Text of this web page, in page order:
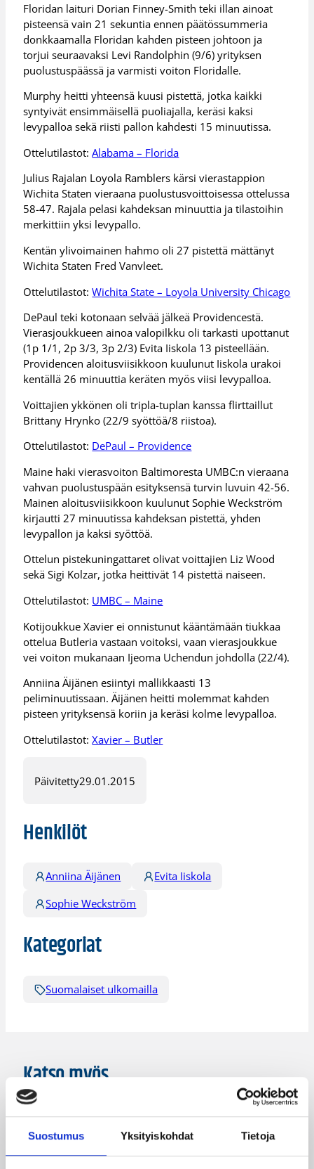
Suostumus Yksityiskohdat Tietoja
Floridan laituri Dorian Finney-Smith teki illan ainoat
pisteensä vain 21 sekuntia ennen päätössummeria
donkkaamalla Floridan kahden pisteen johtoon ja
torjui seuraavaksi Levi Randolphin (9/6) yrityksen
puolustuspäässä ja varmisti voiton Floridalle.
Murphy heitti yhteensä kuusi pistettä, jotka kaikki
syntyivät ensimmäisellä puoliajalla, keräsi kaksi
levypalloa sekä riisti pallon kahdesti 15 minuutissa.
Ottelutilastot:Alabama – Florida
Julius Rajalan Loyola Ramblers kärsi vierastappion
Wichita Staten vieraana puolustusvoittoisessa ottelussa
58-47. Rajala pelasi kahdeksan minuuttia ja tilastoihin
merkittiin yksi levypallo.
Kentän ylivoimainen hahmo oli 27 pistettä mättänyt
Wichita Staten Fred Vanvleet.
Ottelutilastot:Wichita State – Loyola University Chicago
DePaul teki kotonaan selvää jälkeä Providencestä.
Vierasjoukkueen ainoa valopilkku oli tarkasti upottanut
(1p 1/1, 2p 3/3, 3p 2/3) Evita Iiskola 13 pisteellään.
Providencen aloitusviisikkoon kuulunut Iiskola urakoi
kentällä 26 minuuttia keräten myös viisi levypalloa.
Voittajien ykkönen oli tripla-tuplan kanssa flirttaillut
Brittany Hrynko (22/9 syöttöä/8 riistoa).
Ottelutilastot: DePaul – Providence
Maine haki vierasvoiton Baltimoresta UMBC:n vieraana
vahvan puolustuspään esityksensä turvin luvuin 42-56.
Mainen aloitusviisikkoon kuulunut Sophie Weckström
kirjautti 27 minuutissa kahdeksan pistettä, yhden
levypallon ja kaksi syöttöä.
Ottelun pistekuningattaret olivat voittajien Liz Wood
sekä Sigi Kolzar, jotka heittivät 14 pistettä naiseen.
Ottelutilastot: UMBC – Maine
Kotijoukkue Xavier ei onnistunut kääntämään tiukkaa
ottelua Butleria vastaan voitoksi, vaan vierasjoukkue
vei voiton mukanaan Ijeoma Uchendun johdolla (22/4).
Anniina Äijänen esiintyi mallikkaasti 13
peliminuutissaan. Äijänen heitti molemmat kahden
pisteen yrityksensä koriin ja keräsi kolme levypalloa.
Ottelutilastot:Xavier – Butler
Päivitetty29.01.2015
Henkilöt
Anniina Äijänen
Evita Iiskola
Sophie Weckström
Kategoriat
Suomalaiset ulkomailla
Katso myös